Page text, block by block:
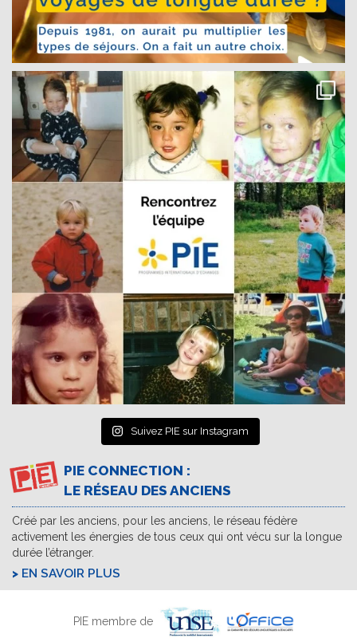
Suivez PIE sur Instagram
PIE CONNECTION :
LE RÉSEAU DES ANCIENS
Créé par les anciens, pour les anciens, le réseau fédère
activement les énergies de tous ceux qui ont vécu sur la longue
durée l’étranger.
EN SAVOIR PLUS
PIE membre de